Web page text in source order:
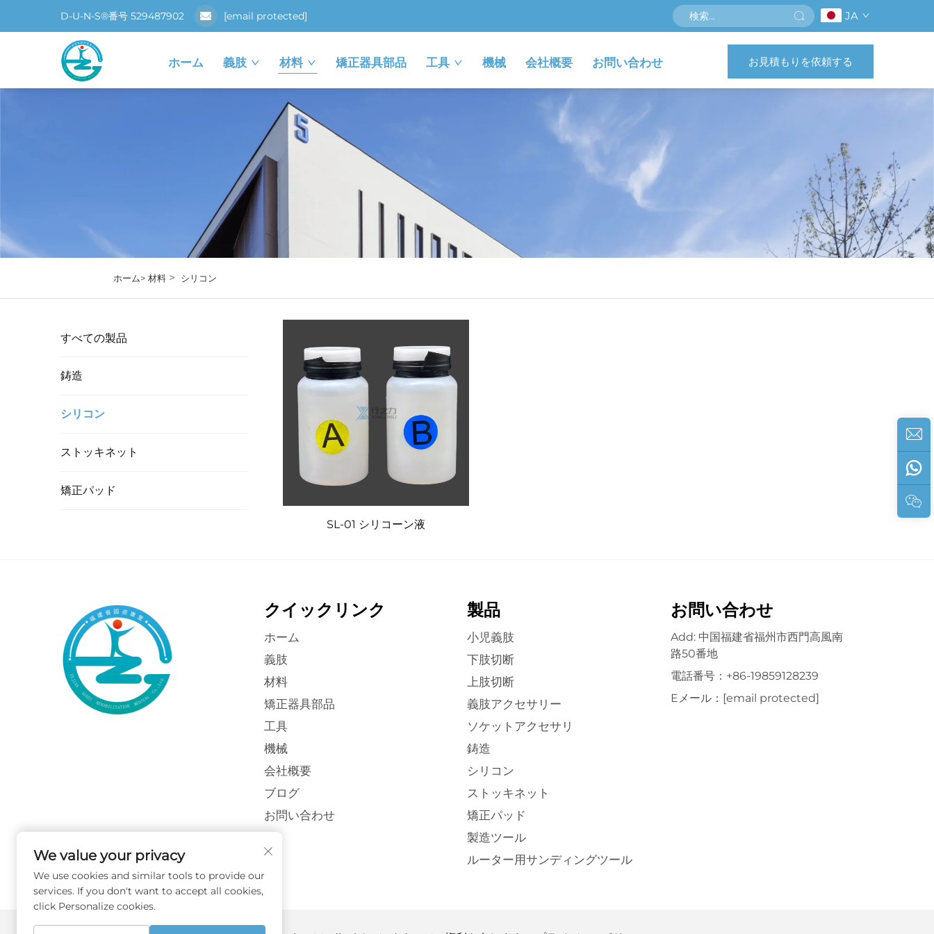
D-U-N-S®番号 529487902 [email protected] JA
ホーム 義肢 材料 矯正器具部品 工具 機械 会社概要 お問い合わせ お見積もりを依頼する
ホーム> 材料> シリコン
すべての製品
鋳造
シリコン
ストッキネット
矯正パッド
SL-01 シリコーン液
クイックリンク
ホーム
義肢
材料
矯正器具部品
工具
機械
会社概要
ブログ
お問い合わせ
製品
小児義肢
下肢切断
上肢切断
義肢アクセサリー
ソケットアクセサリ
鋳造
シリコン
ストッキネット
矯正パッド
製造ツール
ルーター用サンディングツール
お問い合わせ
Add: 中国福建省福州市西門高風南
路50番地
電話番号： +86-19859128239
Eメール： [email protected]
We value your privacy
We use cookies and similar tools to provide our
services. If you don't want to accept all cookies,
click Personalize cookies.